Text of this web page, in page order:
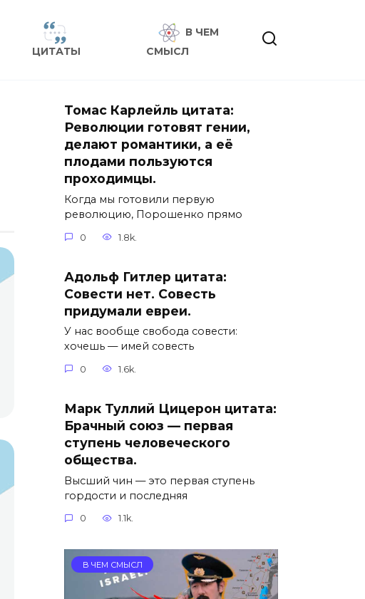
ЦИТАТЫ
В ЧЕМ
СМЫСЛ
Томас Карлейль цитата:
Революции готовят гении,
делают романтики, а её
плодами пользуются
проходимцы.
Когда мы готовили первую
революцию, Порошенко прямо
0 1.8k.
Адольф Гитлер цитата:
Совести нет. Совесть
придумали евреи.
У нас вообще свобода совести:
хочешь — имей совесть
0 1.6k.
Марк Туллий Цицерон цитата:
Брачный союз — первая
ступень человеческого
общества.
Высший чин — это первая ступень
гордости и последняя
0 1.1k.
В ЧЕМ СМЫСЛ